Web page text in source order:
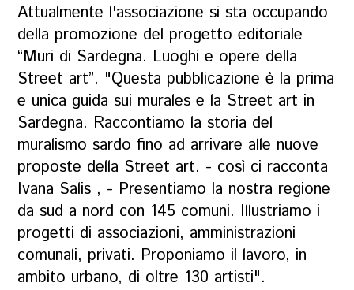
Attualmente l'associazione si sta occupando
della promozione del progetto editoriale
“Muri di Sardegna. Luoghi e opere della
Street art”. "Questa pubblicazione è la prima
e unica guida sui murales e la Street art in
Sardegna. Raccontiamo la storia del
muralismo sardo fino ad arrivare alle nuove
proposte della Street art. - così ci racconta
Ivana Salis , - Presentiamo la nostra regione
da sud a nord con 145 comuni. Illustriamo i
progetti di associazioni, amministrazioni
comunali, privati. Proponiamo il lavoro, in
ambito urbano, di oltre 130 artisti".